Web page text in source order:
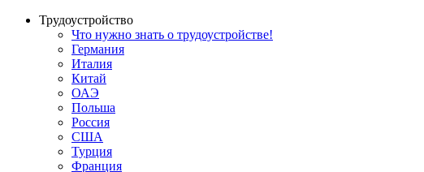
Трудоустройство
Что нужно знать о трудоустройстве!
Германия
Италия
Китай
ОАЭ
Польша
Россия
США
Турция
Франция